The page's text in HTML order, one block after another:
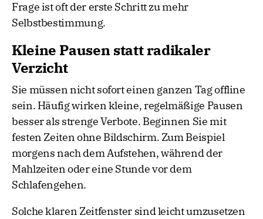
Frage ist oft der erste Schritt zu mehr
Selbstbestimmung.
Kleine Pausen statt radikaler
Verzicht
Sie müssen nicht sofort einen ganzen Tag offline
sein. Häufig wirken kleine, regelmäßige Pausen
besser als strenge Verbote. Beginnen Sie mit
festen Zeiten ohne Bildschirm. Zum Beispiel
morgens nach dem Aufstehen, während der
Mahlzeiten oder eine Stunde vor dem
Schlafengehen.
Solche klaren Zeitfenster sind leicht umzusetzen